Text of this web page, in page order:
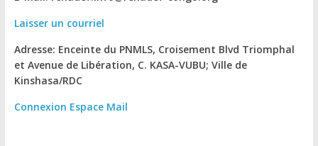
Laisser un courriel
Adresse: Enceinte du PNMLS, Croisement Blvd Triomphal
et Avenue de Libération, C. KASA-VUBU; Ville de
Kinshasa/RDC
Connexion Espace Mail